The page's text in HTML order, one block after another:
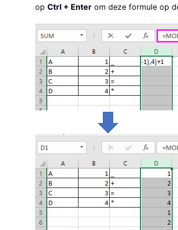
op Ctrl + Enter om deze formule op